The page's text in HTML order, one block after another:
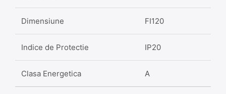
Dimensiune FI120
Indice de Protectie IP20
Clasa Energetica A